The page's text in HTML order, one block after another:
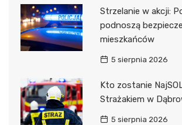
Strzelanie w akcji:
podnoszą
mieszkańców
5 sierpnia 2026
Kto zostanie
Strażakiem w
5 sierpnia 2026